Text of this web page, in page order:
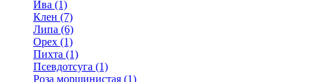
Ива (1)
Клен (7)
Липа (6)
Орех (1)
Пихта (1)
Псевдотсуга (1)
Роза морщинистая (1)